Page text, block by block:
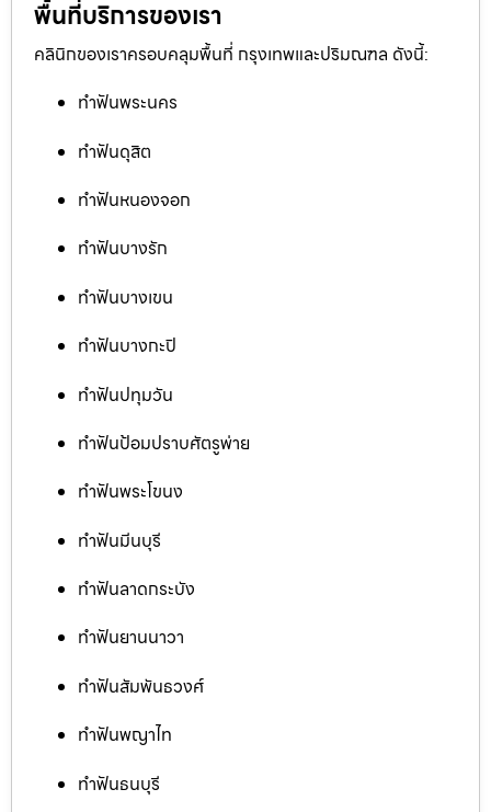
พื้นที่บริการของเรา
คลินิกของเราครอบคลุมพื้นที่ กรุงเทพและปริมณฑล ดังนี้:
ทำฟันพระนคร
ทำฟันดุสิต
ทำฟันหนองจอก
ทำฟันบางรัก
ทำฟันบางเขน
ทำฟันบางกะปิ
ทำฟันปทุมวัน
ทำฟันป้อมปราบศัตรูพ่าย
ทำฟันพระโขนง
ทำฟันมีนบุรี
ทำฟันลาดกระบัง
ทำฟันยานนาวา
ทำฟันสัมพันธวงศ์
ทำฟันพญาไท
ทำฟันธนบุรี